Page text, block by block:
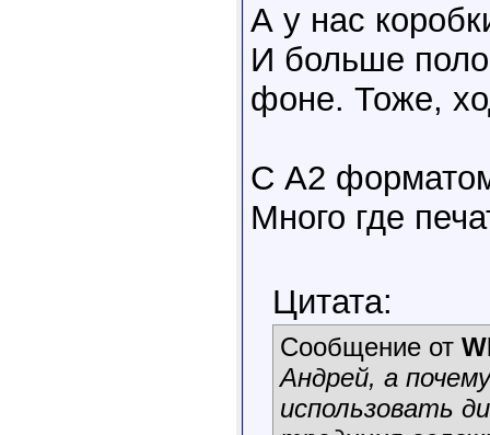
А у нас
И больше
фоне. Тоже,
С А2
Много где
Цитата:
Сообщение от
Андрей, а
использовать